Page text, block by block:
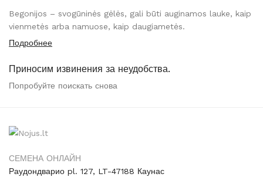
Begonijos – svogūninės gėlės, gali būti auginamos lauke, kaip
vienmetės arba namuose, kaip daugiametės.
Подробнее
Приносим извинения за неудобства.
Попробуйте поискать снова
СЕМЕНА ОНЛАЙН
Раудондварио pl. 127, LT-47188 Каунас